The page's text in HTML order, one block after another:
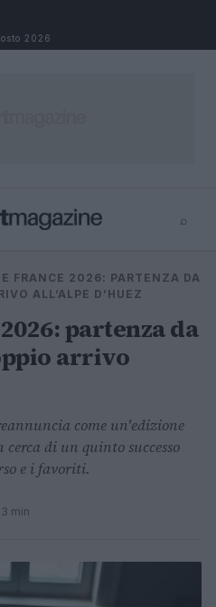
2026
⌕
⌕ ×
FRANCE 2026: PARTENZA DA
ALL’ALPE D’HUEZ
partenza da
arrivo
come un'edizione
di un quinto successo
e i favoriti.
3 min